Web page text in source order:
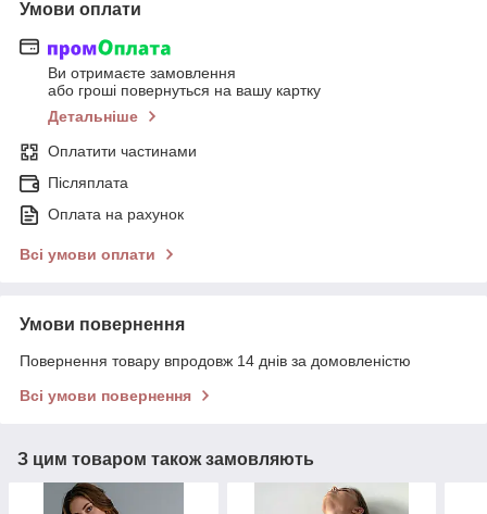
Умови оплати
Ви отримаєте замовлення
або гроші повернуться на вашу картку
Детальніше
Оплатити частинами
Післяплата
Оплата на рахунок
Всі умови оплати
Умови повернення
Повернення товару впродовж 14 днів за домовленістю
Всі умови повернення
З цим товаром також замовляють